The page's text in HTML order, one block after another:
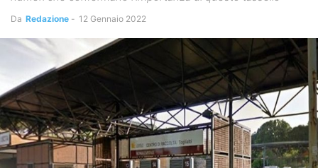
Da Redazione - 12 Gennaio 2022